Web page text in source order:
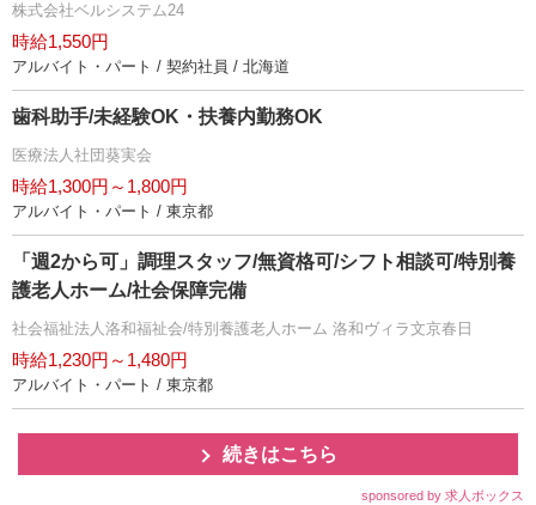
株式会社ベルシステム24
時給1,550円
アルバイト・パート / 契約社員 / 北海道
歯科助手/未経験OK・扶養内勤務OK
医療法人社団葵実会
時給1,300円～1,800円
アルバイト・パート / 東京都
「週2から可」調理スタッフ/無資格可/シフト相談可/特別養
護老人ホーム/社会保障完備
社会福祉法人洛和福祉会/特別養護老人ホーム 洛和ヴィラ文京春日
時給1,230円～1,480円
アルバイト・パート / 東京都
続きはこちら
sponsored by 求人ボックス